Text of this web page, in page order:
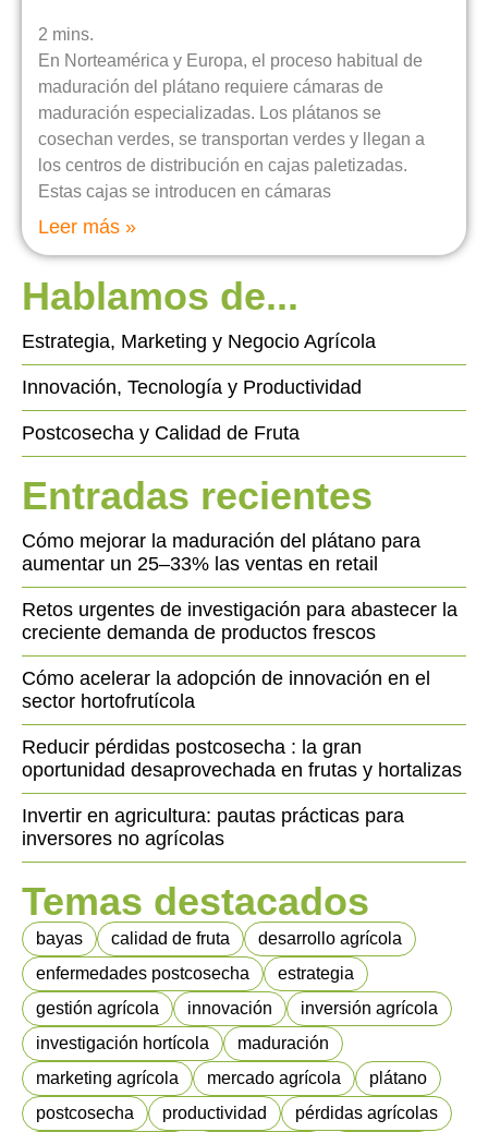
2 mins.
En Norteamérica y Europa, el proceso habitual de
maduración del plátano requiere cámaras de
maduración especializadas. Los plátanos se
cosechan verdes, se transportan verdes y llegan a
los centros de distribución en cajas paletizadas.
Estas cajas se introducen en cámaras
Leer más »
Hablamos de...
Estrategia, Marketing y Negocio Agrícola
Innovación, Tecnología y Productividad
Postcosecha y Calidad de Fruta
Entradas recientes
Cómo mejorar la maduración del plátano para
aumentar un 25–33% las ventas en retail
Retos urgentes de investigación para abastecer la
creciente demanda de productos frescos
Cómo acelerar la adopción de innovación en el
sector hortofrutícola
Reducir pérdidas postcosecha : la gran
oportunidad desaprovechada en frutas y hortalizas
Invertir en agricultura: pautas prácticas para
inversores no agrícolas
Temas destacados
bayas calidad de fruta
desarrollo agrícola
enfermedades postcosecha
estrategia
gestión agrícola
innovación
inversión agrícola
investigación hortícola
maduración
marketing agrícola
mercado agrícola
plátano
postcosecha
productividad
pérdidas agrícolas